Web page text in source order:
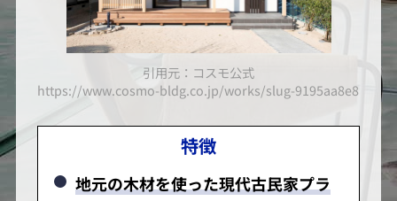
引用元：コスモ公式
https://www.cosmo-bldg.co.jp/works/slug-
特徴
地元の木材を使った現代古民家プラ